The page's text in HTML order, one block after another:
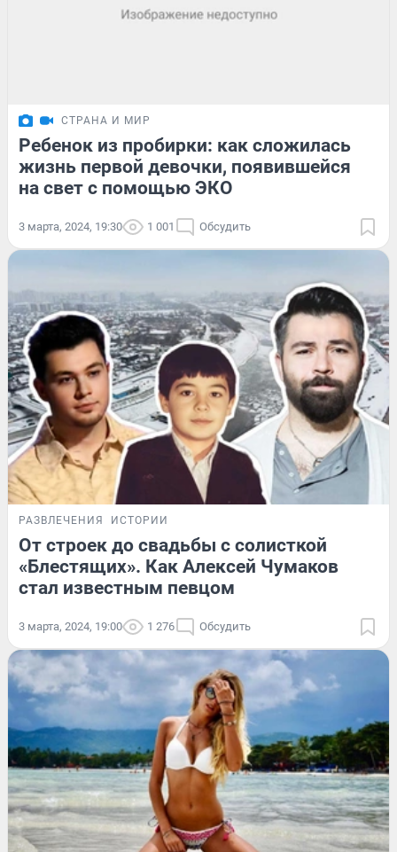
СТРАНА И МИР
Ребенок из пробирки: как сложилась
жизнь первой девочки, появившейся
на свет с помощью ЭКО
3 марта, 2024, 19:30 1 001 Обсудить
РАЗВЛЕЧЕНИЯ ИСТОРИИ
От строек до свадьбы с солисткой
«Блестящих». Как Алексей Чумаков
стал известным певцом
3 марта, 2024, 19:00 1 276 Обсудить